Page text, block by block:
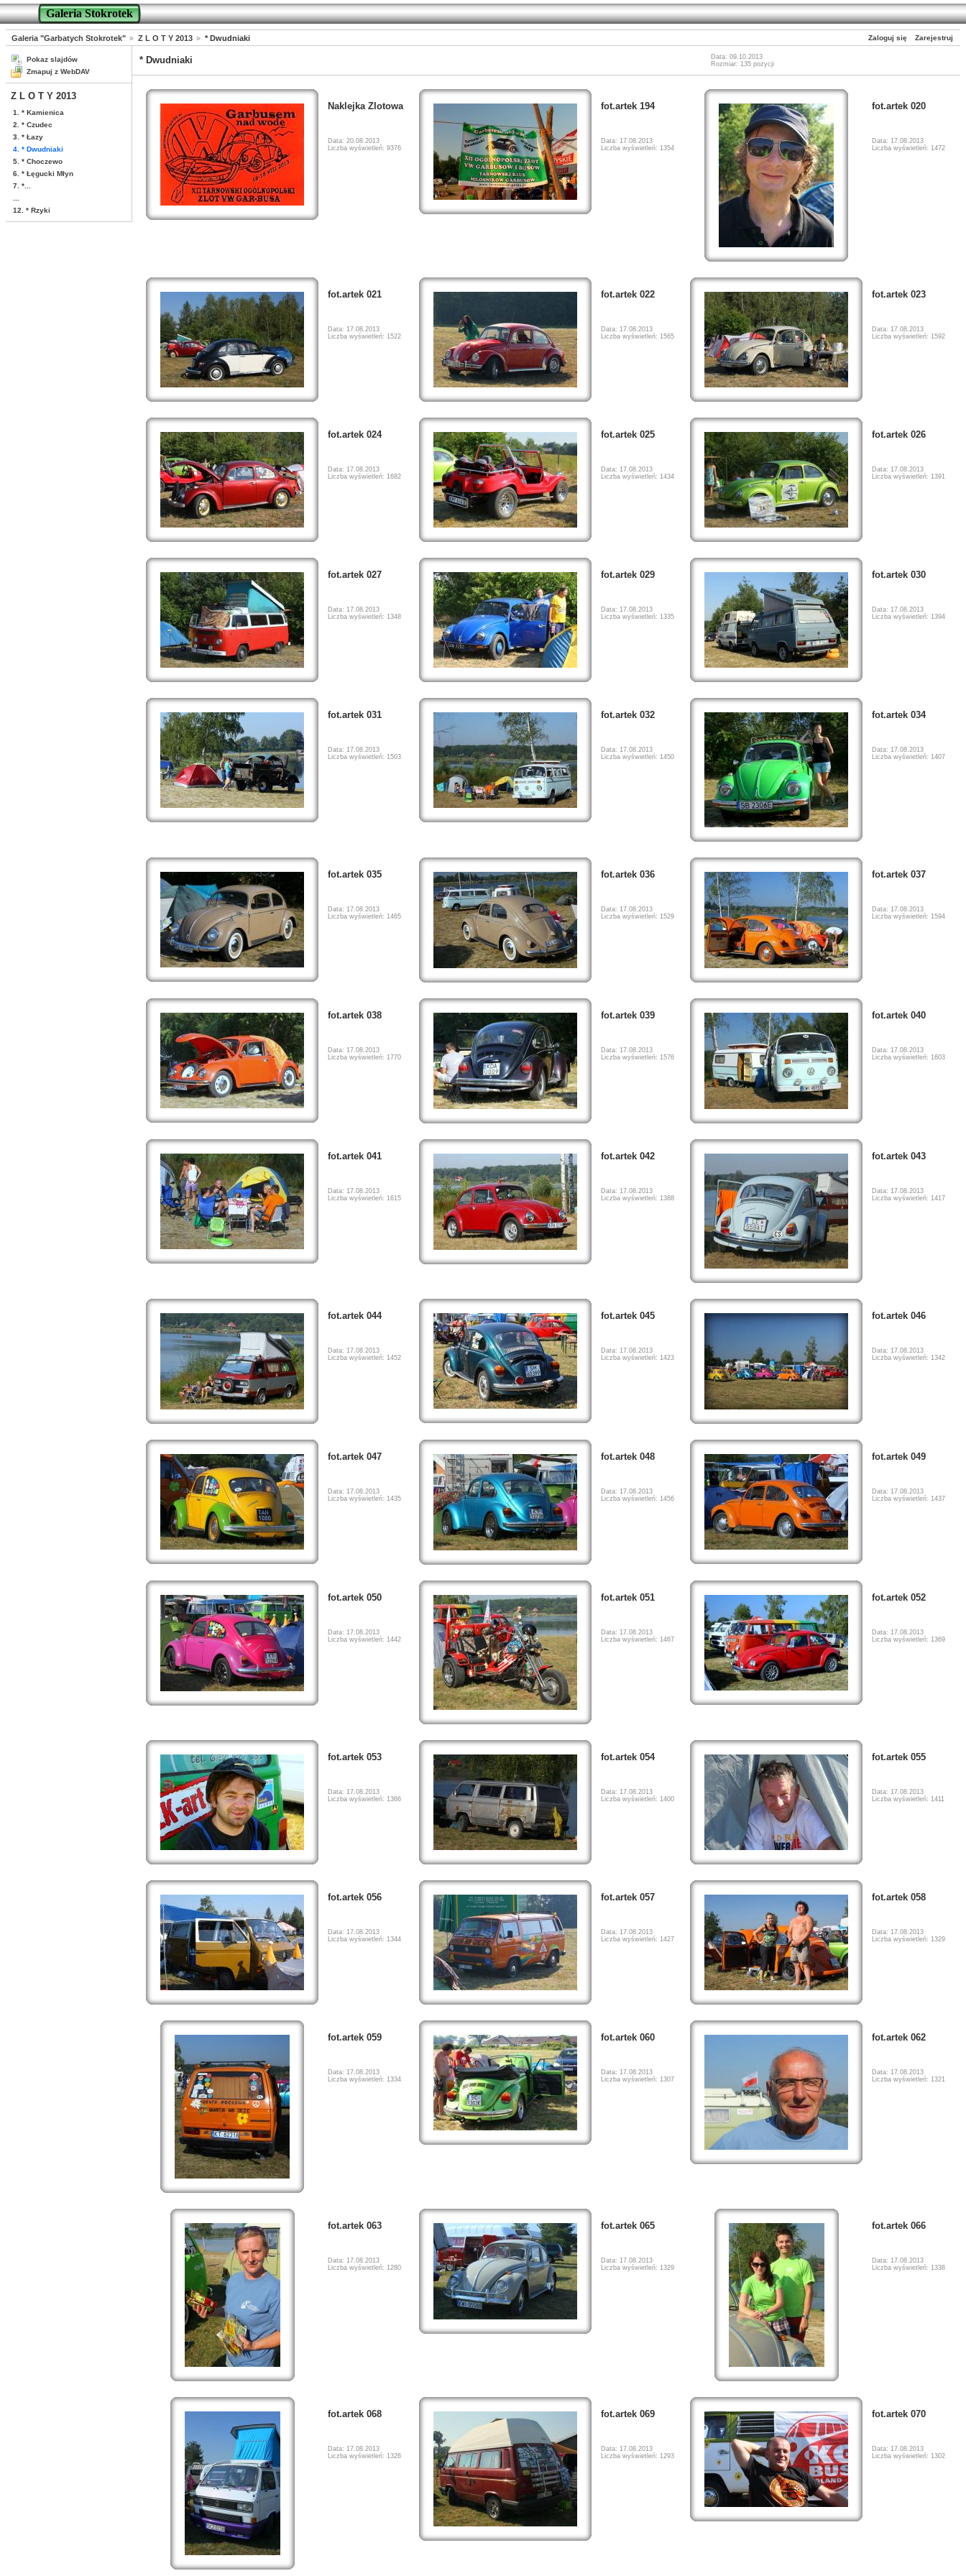
Galeria Stokrotek
Zaloguj się Zarejestruj
Galeria "Garbatych Stokrotek" Z L O T Y 2013 * Dwudniaki
Pokaz slajdów
Zmapuj z WebDAV
Z L O T Y 2013
1. * Kamienica
2. * Czudec
3. * Łazy
4. * Dwudniaki
5. * Choczewo
6. * Łęgucki Młyn
7. *...
12. * Rzyki
* Dwudniaki
Data: 09.10.2013
Rozmiar: 135 pozycji
Naklejka Zlotowa
Data: 20.08.2013
Liczba wyświetleń: 9376
fot.artek 194
Data: 17.08.2013
Liczba wyświetleń: 1354
fot.artek 020
Data: 17.08.2013
Liczba wyświetleń: 1472
fot.artek 021
Data: 17.08.2013
Liczba wyświetleń: 1522
fot.artek 022
Data: 17.08.2013
Liczba wyświetleń: 1565
fot.artek 023
Data: 17.08.2013
Liczba wyświetleń: 1592
fot.artek 024
Data: 17.08.2013
Liczba wyświetleń: 1682
fot.artek 025
Data: 17.08.2013
Liczba wyświetleń: 1434
fot.artek 026
Data: 17.08.2013
Liczba wyświetleń: 1391
fot.artek 027
Data: 17.08.2013
Liczba wyświetleń: 1348
fot.artek 029
Data: 17.08.2013
Liczba wyświetleń: 1335
fot.artek 030
Data: 17.08.2013
Liczba wyświetleń: 1394
fot.artek 031
Data: 17.08.2013
Liczba wyświetleń: 1503
fot.artek 032
Data: 17.08.2013
Liczba wyświetleń: 1450
fot.artek 034
Data: 17.08.2013
Liczba wyświetleń: 1407
fot.artek 035
Data: 17.08.2013
Liczba wyświetleń: 1465
fot.artek 036
Data: 17.08.2013
Liczba wyświetleń: 1529
fot.artek 037
Data: 17.08.2013
Liczba wyświetleń: 1594
fot.artek 038
Data: 17.08.2013
Liczba wyświetleń: 1770
fot.artek 039
Data: 17.08.2013
Liczba wyświetleń: 1576
fot.artek 040
Data: 17.08.2013
Liczba wyświetleń: 1603
fot.artek 041
Data: 17.08.2013
Liczba wyświetleń: 1615
fot.artek 042
Data: 17.08.2013
Liczba wyświetleń: 1388
fot.artek 043
Data: 17.08.2013
Liczba wyświetleń: 1417
fot.artek 044
Data: 17.08.2013
Liczba wyświetleń: 1452
fot.artek 045
Data: 17.08.2013
Liczba wyświetleń: 1423
fot.artek 046
Data: 17.08.2013
Liczba wyświetleń: 1342
fot.artek 047
Data: 17.08.2013
Liczba wyświetleń: 1435
fot.artek 048
Data: 17.08.2013
Liczba wyświetleń: 1456
fot.artek 049
Data: 17.08.2013
Liczba wyświetleń: 1437
fot.artek 050
Data: 17.08.2013
Liczba wyświetleń: 1442
fot.artek 051
Data: 17.08.2013
Liczba wyświetleń: 1467
fot.artek 052
Data: 17.08.2013
Liczba wyświetleń: 1369
fot.artek 053
Data: 17.08.2013
Liczba wyświetleń: 1366
fot.artek 054
Data: 17.08.2013
Liczba wyświetleń: 1400
fot.artek 055
Data: 17.08.2013
Liczba wyświetleń: 1411
fot.artek 056
Data: 17.08.2013
Liczba wyświetleń: 1344
fot.artek 057
Data: 17.08.2013
Liczba wyświetleń: 1427
fot.artek 058
Data: 17.08.2013
Liczba wyświetleń: 1329
fot.artek 059
Data: 17.08.2013
Liczba wyświetleń: 1334
fot.artek 060
Data: 17.08.2013
Liczba wyświetleń: 1307
fot.artek 062
Data: 17.08.2013
Liczba wyświetleń: 1321
fot.artek 063
Data: 17.08.2013
Liczba wyświetleń: 1280
fot.artek 065
Data: 17.08.2013
Liczba wyświetleń: 1329
fot.artek 066
Data: 17.08.2013
Liczba wyświetleń: 1338
fot.artek 068
Data: 17.08.2013
Liczba wyświetleń: 1326
fot.artek 069
Data: 17.08.2013
Liczba wyświetleń: 1293
fot.artek 070
Data: 17.08.2013
Liczba wyświetleń: 1302